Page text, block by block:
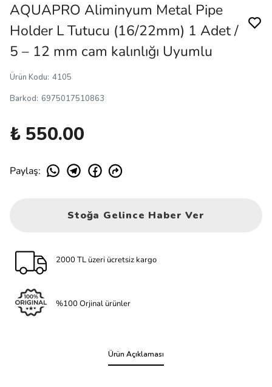
AQUAPRO Aliminyum Metal Pipe
Holder L Tutucu (16/22mm) 1 Adet /
5 – 12 mm cam kalınlığı Uyumlu
Ürün Kodu: 4105
Barkod: 6975017510863
₺ 550.00
Paylaş:
Stoğa Gelince Haber Ver
2000 TL üzeri ücretsiz kargo
%100 Orjinal ürünler
Ürün Açıklaması